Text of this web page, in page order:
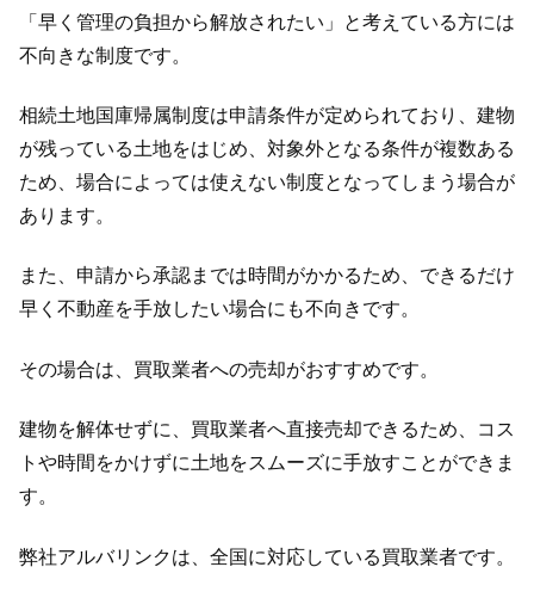
「早く管理の負担から解放されたい」と考えている方には
不向きな制度です。
相続土地国庫帰属制度は申請条件が定められており、建物
が残っている土地をはじめ、対象外となる条件が複数ある
ため、場合によっては使えない制度となってしまう場合が
あります。
また、申請から承認までは時間がかかるため、できるだけ
早く不動産を手放したい場合にも不向きです。
その場合は、買取業者への売却がおすすめです。
建物を解体せずに、買取業者へ直接売却できるため、コス
トや時間をかけずに土地をスムーズに手放すことができま
す。
弊社アルバリンクは、全国に対応している買取業者です。